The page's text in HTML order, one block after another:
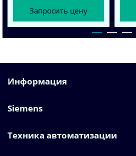
Запросить цену
Информация
Siemens
Техника автоматизации